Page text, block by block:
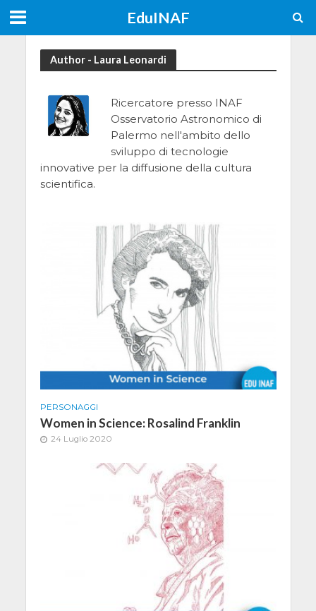
EduINAF
Author - Laura Leonardi
Ricercatore presso INAF
Osservatorio Astronomico di
Palermo nell'ambito dello
sviluppo di tecnologie
innovative per la diffusione della cultura
scientifica.
PERSONAGGI
Women in Science: Rosalind Franklin
24 Luglio 2020